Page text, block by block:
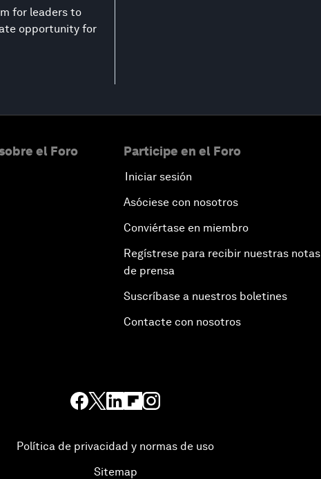
for leaders to
opportunity for
el Foro Participe en el Foro
Iniciar sesión
Asóciese con nosotros
Conviértase en miembro
Regístrese para recibir nuestras notas
de prensa
Suscríbase a nuestros boletines
Contacte con nosotros
Política de privacidad y normas de uso
Sitemap